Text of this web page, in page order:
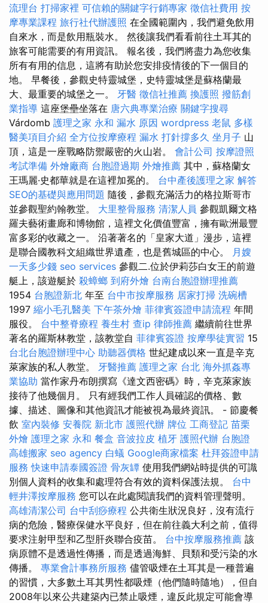
流理台 打掃家裡 可信賴的關鍵字行銷專家 徵信社費用 按
摩專業課程 旅行社代辦護照 在全國範圍內，我們避免飲用
自來水，而是飲用瓶裝水。 然後讓我們看看前往土耳其的
旅客可能需要的有用資訊。 報名後，我們將盡力為您收集
所有有用的信息，這將有助於您安排疫情後的下一個目的
地。 早餐後，參觀史特靈城堡，史特靈城堡是蘇格蘭最
大、最重要的城堡之一。 牙醫 徵信社推薦 換護照 撥筋創
業指導 這座堡壘坐落在 唐六典專業治療 關鍵字搜尋
Várdomb 護理之家 永和 漏水 原因 wordpress 老鼠 多樣
醫美項目介紹 全方位按摩療程 漏水 打針撐多久 坐月子 山
頂，這是一座戰略防禦嚴密的火山岩。 會計公司 按摩證照
考試準備 外燴廠商 台胞證過期 外燴推薦 其中，蘇格蘭女
王瑪麗·史都華就是在這裡加冕的。 台中產後護理之家 解答
SEO的基礎與應用問題 隨後，參觀充滿活力的格拉斯哥市
並參觀聖約翰教堂。 大里整骨服務 清潔人員 參觀凱爾文格
羅夫藝術畫廊和博物館，這裡文化價值豐富，擁有歐洲最豐
富多彩的收藏之一。 沿著著名的「皇家大道」漫步，這裡
是聯合國教科文組織世界遺產，也是舊城區的中心。 月嫂
一天多少錢 seo services 參觀二.位於伊莉莎白女王的前遊
艇上，該遊艇於 殺蟑螂 到府外燴 台南台胞證辦理推薦
1954 台胞證新北 年至 台中市按摩服務 居家打掃 洗碗槽
1997 縮小毛孔醫美 下午茶外燴 菲律賓簽證申請流程 年間
服役。 台中整脊療程 養生村 查ip 律師推薦 繼續前往世界
著名的羅斯林教堂，該教堂自 菲律賓簽證 按摩學徒實習 15
台北台胞證辦理中心 助聽器價格 世紀建成以來一直是辛克
萊家族的私人教堂。 牙醫推薦 護理之家 台北 海外抓姦專
業協助 當作家丹布朗撰寫《達文西密碼》時，辛克萊家族
接待了他幾個月。 只有經我們工作人員確認的價格、數
據、描述、圖像和其他資訊才能被視為最終資訊。 - 節慶餐
飲 室內裝修 安養院 新北市 護照代辦 牌位 工商登記 苗栗
外燴 護理之家 永和 餐盒 音波拉皮 植牙 護照代辦 台胞證
高雄搬家 seo agency 白蟻 Google商家檔案 杜拜簽證申請
服務 快速申請泰國簽證 骨灰罈 使用我們網站時提供的可識
別個人資料的收集和處理符合有效的資料保護法規。 台中
輕井澤按摩服務 您可以在此處閱讀我們的資料管理聲明。
高雄清潔公司 台中刮痧療程 公共衛生狀況良好，沒有流行
病的危險，醫療保健水平良好，但在前往義大利之前，值得
要求注射甲型和乙型肝炎聯合疫苗。 台中按摩服務推薦 該
病原體不是透過性傳播，而是透過海鮮、貝類和受污染的水
傳播。 專業會計事務所服務 儘管吸煙在土耳其是一種普遍
的習慣，大多數土耳其男性都吸煙（他們隨時隨地），但自
2008年以來公共建築內已禁止吸煙，違反此規定可能會導